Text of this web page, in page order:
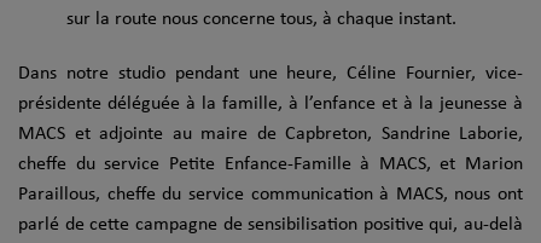
sur la route nous concerne tous, à chaque instant.
Dans notre studio pendant une heure, Céline Fournier, vice-
présidente déléguée à la famille, à l’enfance et à la jeunesse à
MACS et adjointe au maire de Capbreton, Sandrine Laborie,
cheffe du service Petite Enfance-Famille à MACS, et Marion
Paraillous, cheffe du service communication à MACS, nous ont
parlé de cette campagne de sensibilisation positive qui, au-delà